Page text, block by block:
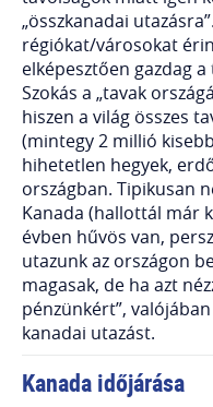
„összkanadai
régiókat/városokat
elképesztően gazdag
Szokás a „tavak
hiszen a világ összes
(mintegy 2 millió
hihetetlen hegyek,
országban. Tipikusan
Kanada (hallottál már
évben hűvös van,
utazunk az országon
magasak, de ha azt
pénzünkért”,
kanadai utazást.
Kanada időjárása